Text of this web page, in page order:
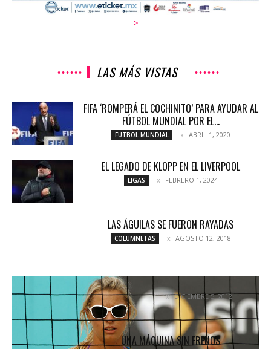
>
LAS MÁS VISTAS
FIFA ‘ROMPERÁ EL COCHINITO’ PARA AYUDAR AL
FÚTBOL MUNDIAL POR EL...
FUTBOL MUNDIAL ABRIL 1, 2020
EL LEGADO DE KLOPP EN EL LIVERPOOL
LIGAS FEBRERO 1, 2024
LAS ÁGUILAS SE FUERON RAYADAS
COLUMNETAS AGOSTO 12, 2018
IPSUM DOLOR SIT AMET CONSE CTETUR
COLUMNETAS DICIEMBRE 5, 2012
UNA MÁQUINA SIN FRENOS